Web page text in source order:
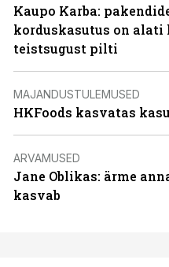
Kaupo Karba:
korduskasutus on
teistsugust pilti
MAJANDUSTULEMUSED
HKFoods kasvatas
ARVAMUSED
Jane Oblikas: ärme
kasvab